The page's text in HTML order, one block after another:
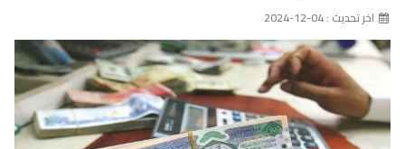
اخر تحديث : 04-12-2024